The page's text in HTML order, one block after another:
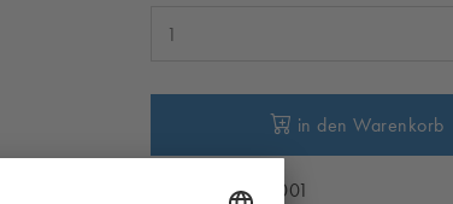
in den Warenkorb
Artikelnr. CH99001